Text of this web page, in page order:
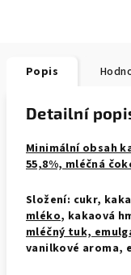
Popis
Detailní
Minimální obsah
55,8%, mléčná
Složení: cukr,
mléko, kakaová
mléčný tuk,
vanilkové aroma,